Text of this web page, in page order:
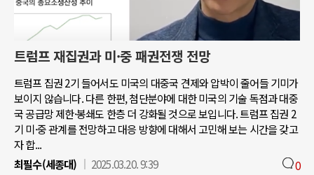
트럼프 재집권과 미·중 패권전쟁 전망
트럼프 집권 2기 들어서도 미국의 대중국 견제와 압박이 줄어들 기미가
보이지 않습니다. 다른 한편, 첨단분야에 대한 미국의 기술 독점과 대중
국 공급망 제한·봉쇄도 한층 더 강화될 것으로 보입니다. 트럼프 집권 2
기 미·중 관계를 전망하고 대응 방향에 대해서 고민해 보는 시간을 갖고
자 합...
최필수(세종대)
2025.03.20. 9:39 0